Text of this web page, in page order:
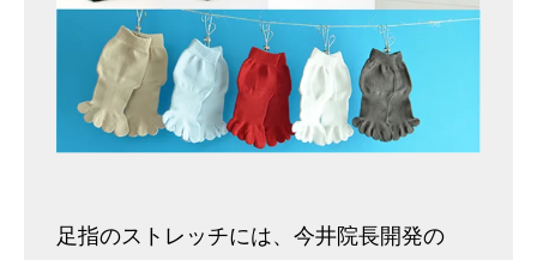
足指のストレッチには、今井院長開発の